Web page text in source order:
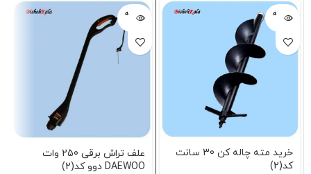
فروخته
شده
خرید مته چاله کن 30 سانت
کد(2)
فروخته
شده
علف تراش برقی 250 وات
DAEWOO دوو کد(2)